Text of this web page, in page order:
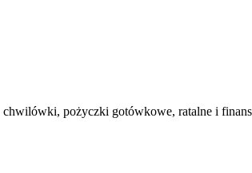
pożyczki gotówkowe, ratalne i